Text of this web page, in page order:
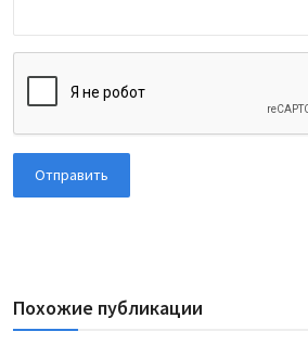
Отправить
Похожие публикации